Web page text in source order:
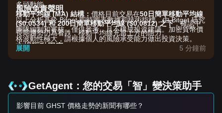
多頭動能。
移動平均線 (MA) 結構： 價格目前交易在50日簡單移動平均線
($0.0534) 和 200日簡單移動平均線 ($0.0812) 之下，確認中
長期趨勢仍為看跌，移動平均線充當上方的阻力。
市場驅動因素
圍的關鍵基本面驅動因素。
•市場情緒：小市值山寨幣板塊廣泛存在的「極度恐懼」情
緒，加上交易量低迷（近期下降約 59%），限制了流動性和上
風險免責聲明
以上分析基於 Bitget 即時圖表數據和技術指標，由 Bitget 研究
團隊編制和審核，僅供參考，且不構成投資建議。加密貨幣價
格波動性極大，請根據個人的風險承受能力做出投資決策。
展開
5 分鐘前
GetAgent：您的交易「智」變決策助手
影響目前 GHST 價格走勢的新聞有哪些？